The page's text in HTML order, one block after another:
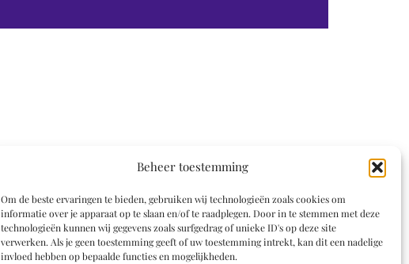
Beheer toestemming
Om de beste ervaringen te bieden, gebruiken wij technologieën zoals cookies om
informatie over je apparaat op te slaan en/of te raadplegen. Door in te stemmen met deze
technologieën kunnen wij gegevens zoals surfgedrag of unieke ID's op deze site
verwerken. Als je geen toestemming geeft of uw toestemming intrekt, kan dit een nadelige
invloed hebben op bepaalde functies en mogelijkheden.